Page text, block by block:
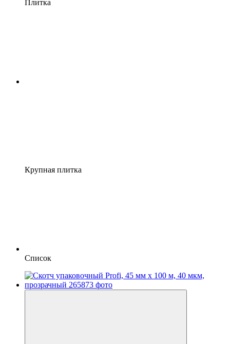
Плитка
Крупная плитка
Список